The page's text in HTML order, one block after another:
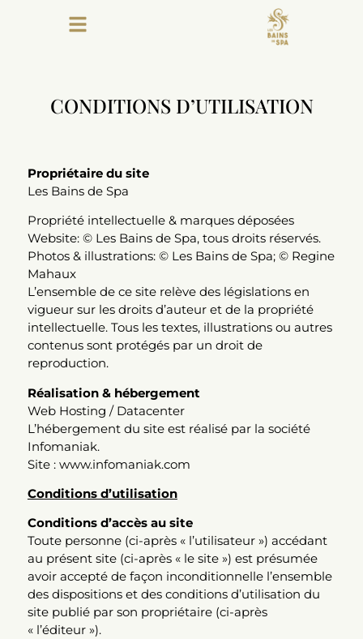
CONDITIONS D’UTILISATION
Propriétaire du site
Les Bains de Spa
Propriété intellectuelle & marques déposées
Website: © Les Bains de Spa, tous droits réservés.
Photos & illustrations: © Les Bains de Spa; © Regine
Mahaux
L’ensemble de ce site relève des législations en
vigueur sur les droits d’auteur et de la propriété
intellectuelle. Tous les textes, illustrations ou autres
contenus sont protégés par un droit de
reproduction.
Réalisation & hébergement
Web Hosting / Datacenter
L’hébergement du site est réalisé par la société
Infomaniak.
Site : www.infomaniak.com
Conditions d’utilisation
Conditions d’accès au site
Toute personne (ci-après « l’utilisateur ») accédant
au présent site (ci-après « le site ») est présumée
avoir accepté de façon inconditionnelle l’ensemble
des dispositions et des conditions d’utilisation du
site publié par son propriétaire (ci-après
« l’éditeur »).